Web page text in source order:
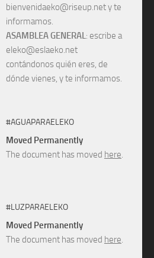
bienvenidaeko@riseup.net y te
informamos.
ASAMBLEA GENERAL: escribe a
eleko@eslaeko.net
contándonos quién eres, de
dónde vienes, y te informamos.
#AGUAPARAELEKO
Moved Permanently
The document has moved here.
#LUZPARAELEKO
Moved Permanently
The document has moved here.